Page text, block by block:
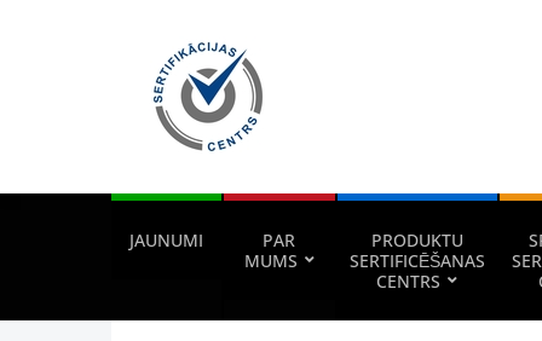
JAUNUMI
PAR
MUMS
PRODUKTU
SERTIFICĒŠANAS
CENTRS